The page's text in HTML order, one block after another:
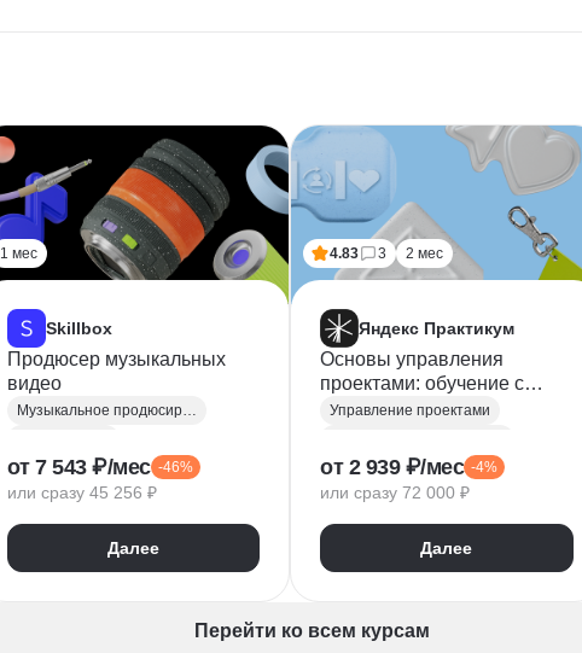
1 мес
Skillbox
Продюсер музыкальных
видео
Музыкальное продюсирование
Продюсирование
Брифинг
от 7 543 ₽/мес -46%
или сразу 45 256 ₽
Далее
4.83 3 2 мес
Яндекс Практикум
Основы управления
проектами: обучение с
сопровождением
Управление проектами
Waterfall
Деливери-менеджер
Управление рисками
Приоритизация
от 2 939 ₽/мес -4%
или сразу 72 000 ₽
Далее
Перейти ко всем курсам